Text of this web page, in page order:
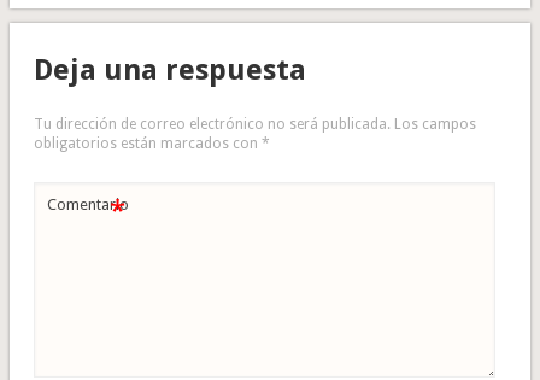
Deja una respuesta
Tu dirección de correo electrónico no será publicada. Los campos
obligatorios están marcados con *
Comentario
*